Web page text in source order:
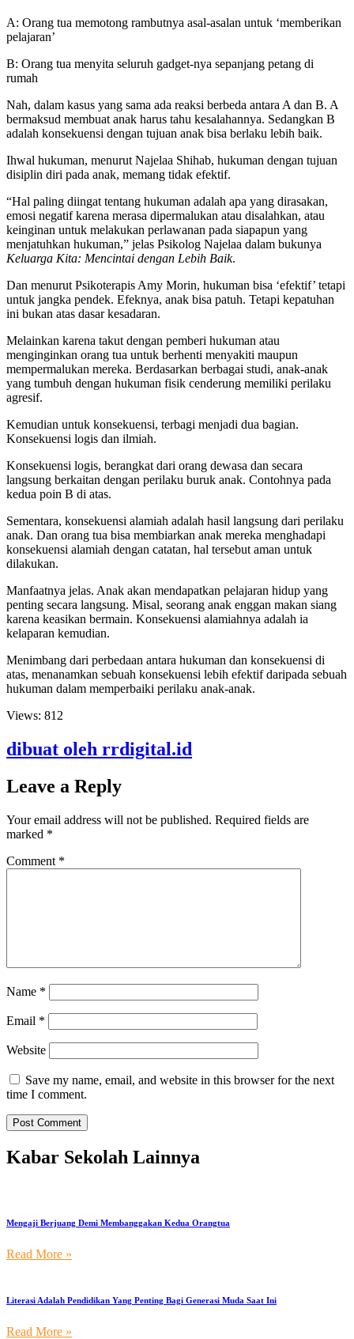
A: Orang tua memotong rambutnya asal-asalan untuk ‘memberikan
pelajaran’
B: Orang tua menyita seluruh gadget-nya sepanjang petang di
rumah
Nah, dalam kasus yang sama ada reaksi berbeda antara A dan B. A
bermaksud membuat anak harus tahu kesalahannya. Sedangkan B
adalah konsekuensi dengan tujuan anak bisa berlaku lebih baik.
Ihwal hukuman, menurut Najelaa Shihab, hukuman dengan tujuan
disiplin diri pada anak, memang tidak efektif.
“Hal paling diingat tentang hukuman adalah apa yang dirasakan,
emosi negatif karena merasa dipermalukan atau disalahkan, atau
keinginan untuk melakukan perlawanan pada siapapun yang
menjatuhkan hukuman,” jelas Psikolog Najelaa dalam bukunya
Keluarga Kita: Mencintai dengan Lebih Baik.
Dan menurut Psikoterapis Amy Morin, hukuman bisa ‘efektif’ tetapi
untuk jangka pendek. Efeknya, anak bisa patuh. Tetapi kepatuhan
ini bukan atas dasar kesadaran.
Melainkan karena takut dengan pemberi hukuman atau
menginginkan orang tua untuk berhenti menyakiti maupun
mempermalukan mereka. Berdasarkan berbagai studi, anak-anak
yang tumbuh dengan hukuman fisik cenderung memiliki perilaku
agresif.
Kemudian untuk konsekuensi, terbagi menjadi dua bagian.
Konsekuensi logis dan ilmiah.
Konsekuensi logis, berangkat dari orang dewasa dan secara
langsung berkaitan dengan perilaku buruk anak. Contohnya pada
kedua poin B di atas.
Sementara, konsekuensi alamiah adalah hasil langsung dari perilaku
anak. Dan orang tua bisa membiarkan anak mereka menghadapi
konsekuensi alamiah dengan catatan, hal tersebut aman untuk
dilakukan.
Manfaatnya jelas. Anak akan mendapatkan pelajaran hidup yang
penting secara langsung. Misal, seorang anak enggan makan siang
karena keasikan bermain. Konsekuensi alamiahnya adalah ia
kelaparan kemudian.
Menimbang dari perbedaan antara hukuman dan konsekuensi di
atas, menanamkan sebuah konsekuensi lebih efektif daripada sebuah
hukuman dalam memperbaiki perilaku anak-anak.
Views: 812
dibuat oleh rrdigital.id
Leave a Reply
Your email address will not be published. Required fields are
marked *
Comment *
Name *
Email *
Website
Save my name, email, and website in this browser for the next
time I comment.
Kabar Sekolah Lainnya
Mengaji Berjuang Demi Membanggakan Kedua Orangtua
Read More »
Literasi Adalah Pendidikan Yang Penting Bagi Generasi Muda Saat Ini
Read More »